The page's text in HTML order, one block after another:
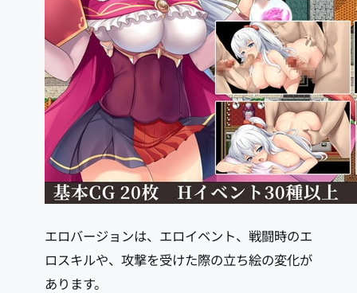
エロバージョンは、エロイベント、戦闘時のエ
ロスキルや、攻撃を受けた際の立ち絵の変化が
あります。